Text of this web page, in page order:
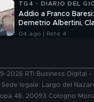
TG4 - DIARIO DEL
Addio a Franco
Demetrio Albertini,
Giovanni Galli
04 ago | Rete 4
2026 RTI Business Digital -
legale: Largo del
46, 20093 Cologno